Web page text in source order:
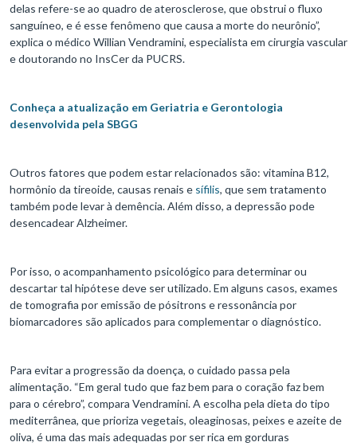
delas refere-se ao quadro de aterosclerose, que obstrui o fluxo
sanguíneo, e é esse fenômeno que causa a morte do neurônio”,
explica o médico Willian Vendramini, especialista em cirurgia vascular
e doutorando no InsCer da PUCRS.
Conheça a atualização em Geriatria e Gerontologia
desenvolvida pela SBGG
Outros fatores que podem estar relacionados são: vitamina B12,
hormônio da tireoide, causas renais e sífilis, que sem tratamento
também pode levar à demência. Além disso, a depressão pode
desencadear Alzheimer.
Por isso, o acompanhamento psicológico para determinar ou
descartar tal hipótese deve ser utilizado. Em alguns casos, exames
de tomografia por emissão de pósitrons e ressonância por
biomarcadores são aplicados para complementar o diagnóstico.
Para evitar a progressão da doença, o cuidado passa pela
alimentação. “Em geral tudo que faz bem para o coração faz bem
para o cérebro”, compara Vendramini. A escolha pela dieta do tipo
mediterrânea, que prioriza vegetais, oleaginosas, peixes e azeite de
oliva, é uma das mais adequadas por ser rica em gorduras